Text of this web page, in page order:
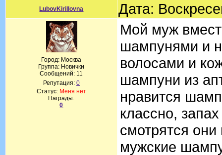
LubovKirillovna Дата:
Город: Москва
Группа: Новички
Сообщений: 11
Репутация: 0
Статус: Меня нет
Награды:
0
Мой муж
шампунями и
волосами и
шампуни из
нравится
классно,
смотрятся
мужские